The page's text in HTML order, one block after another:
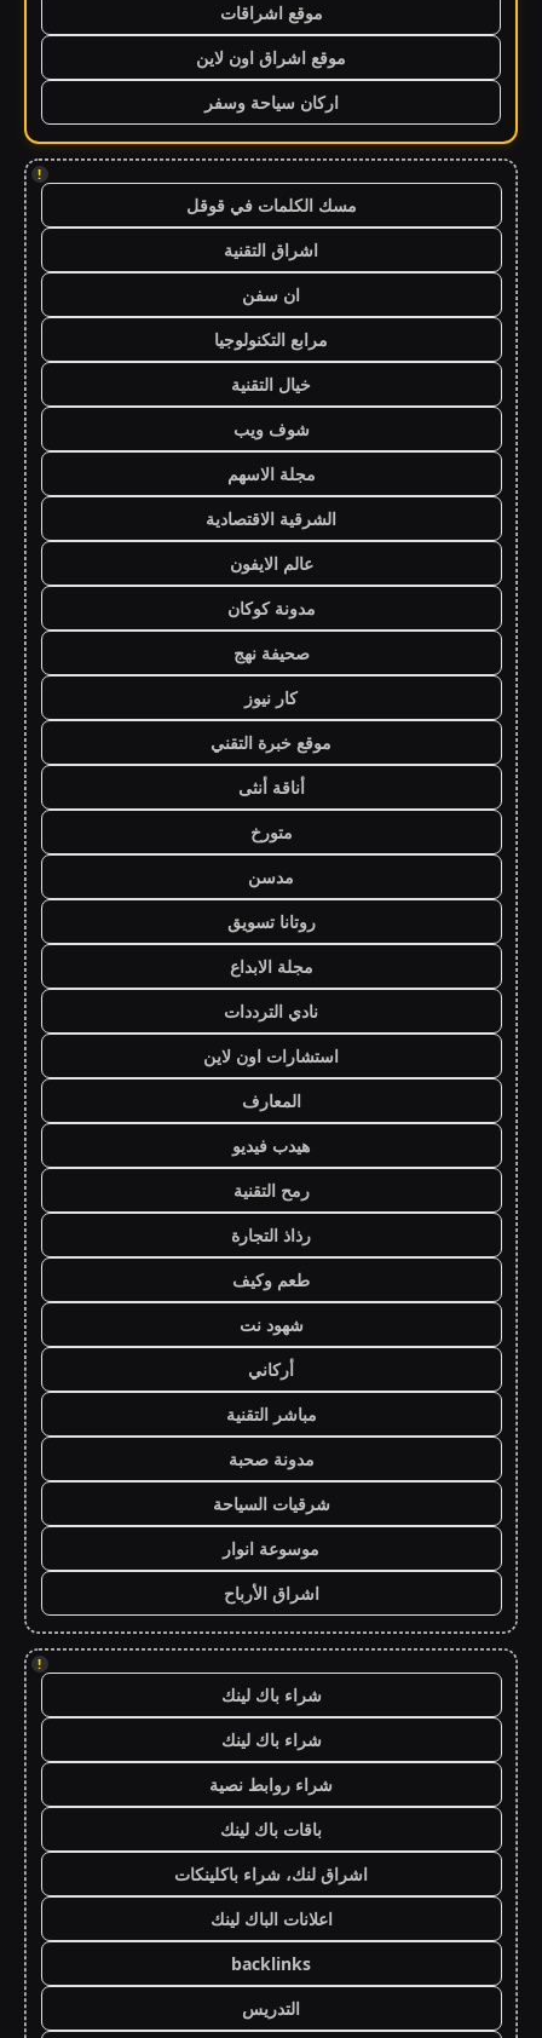
موقع اشراقات
موقع اشراق اون لاين
اركان سياحة وسفر
!
مسك الكلمات في قوقل
اشراق التقنية
ان سفن
مرابع التكنولوجيا
خيال التقنية
شوف ويب
مجلة الاسهم
الشرقية الاقتصادية
عالم الايفون
مدونة كوكان
صحيفة نهج
كار نيوز
موقع خبرة التقني
أناقة أنثى
متورخ
مدسن
روتانا تسويق
مجلة الابداع
نادي الترددات
استشارات اون لاين
المعارف
هيدب فيديو
رمح التقنية
رذاذ التجارة
طعم وكيف
شهود نت
أركاني
مباشر التقنية
مدونة صحبة
شرقيات السياحة
موسوعة انوار
اشراق الأرباح
!
شراء باك لينك
شراء باك لينك
شراء روابط نصية
باقات باك لينك
اشراق لنك، شراء باكلينكات
اعلانات الباك لينك
backlinks
التدريس